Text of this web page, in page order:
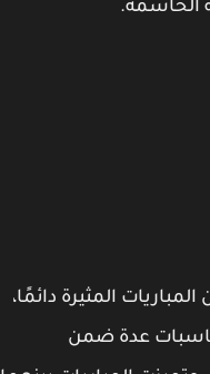
المثيرة دائمًا،
عدة ضمن